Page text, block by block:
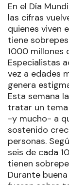
En el Día
las cifras
quienes viven
tiene
1000 millones
Especialistas
vez a edades
genera
Esta semana
tratar un
-y mucho- a
sostenido
personas.
seis de cada
tienen
Durante